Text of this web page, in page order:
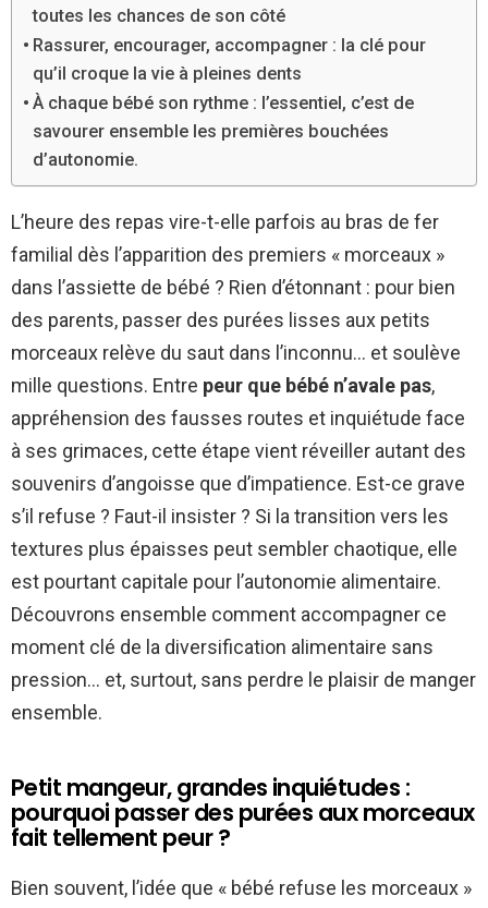
toutes les chances de son côté
Rassurer, encourager, accompagner : la clé pour
qu’il croque la vie à pleines dents
À chaque bébé son rythme : l’essentiel, c’est de
savourer ensemble les premières bouchées
d’autonomie.
L’heure des repas vire-t-elle parfois au bras de fer
familial dès l’apparition des premiers « morceaux »
dans l’assiette de bébé ? Rien d’étonnant : pour bien
des parents, passer des purées lisses aux petits
morceaux relève du saut dans l’inconnu… et soulève
mille questions. Entre peur que bébé n’avale pas,
appréhension des fausses routes et inquiétude face
à ses grimaces, cette étape vient réveiller autant des
souvenirs d’angoisse que d’impatience. Est-ce grave
s’il refuse ? Faut-il insister ? Si la transition vers les
textures plus épaisses peut sembler chaotique, elle
est pourtant capitale pour l’autonomie alimentaire.
Découvrons ensemble comment accompagner ce
moment clé de la diversification alimentaire sans
pression… et, surtout, sans perdre le plaisir de manger
ensemble.
Petit mangeur, grandes inquiétudes :
pourquoi passer des purées aux morceaux
fait tellement peur ?
Bien souvent, l’idée que « bébé refuse les morceaux »